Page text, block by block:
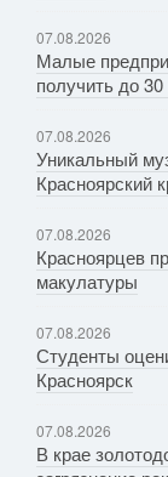
07.08.2026
Малые
получить до
07.08.2026
Уникальный
Красноярский
07.08.2026
Красноярцев
макулатуры
07.08.2026
Студенты
Красноярск
07.08.2026
В крае